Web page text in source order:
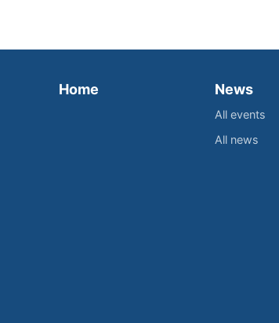
Home News
All events
All news